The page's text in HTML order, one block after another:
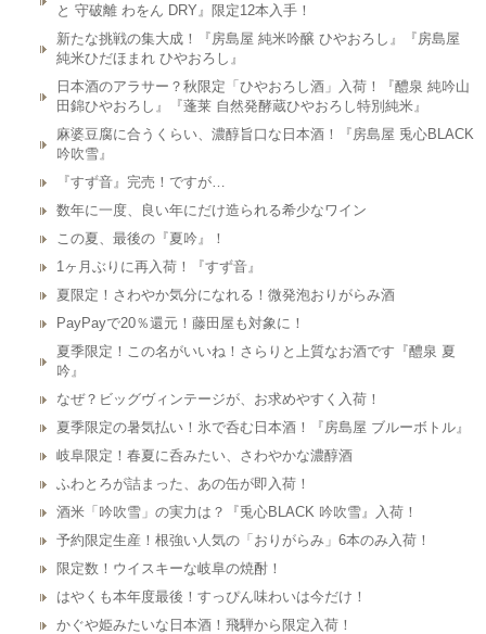
と 守破離 わをん DRY』限定12本入手！
新たな挑戦の集大成！『房島屋 純米吟醸 ひやおろし』『房島屋
純米ひだほまれ ひやおろし』
日本酒のアラサー？秋限定「ひやおろし酒」入荷！『醴泉 純吟山
田錦ひやおろし』『蓬莱 自然発酵蔵ひやおろし特別純米』
麻婆豆腐に合うくらい、濃醇旨口な日本酒！『房島屋 兎心BLACK
吟吹雪』
『すず音』完売！ですが…
数年に一度、良い年にだけ造られる希少なワイン
この夏、最後の『夏吟』！
1ヶ月ぶりに再入荷！『すず音』
夏限定！さわやか気分になれる！微発泡おりがらみ酒
PayPayで20％還元！藤田屋も対象に！
夏季限定！この名がいいね！さらりと上質なお酒です『醴泉 夏
吟』
なぜ？ビッグヴィンテージが、お求めやすく入荷！
夏季限定の暑気払い！氷で呑む日本酒！『房島屋 ブルーボトル』
岐阜限定！春夏に呑みたい、さわやかな濃醇酒
ふわとろが詰まった、あの缶が即入荷！
酒米「吟吹雪」の実力は？『兎心BLACK 吟吹雪』入荷！
予約限定生産！根強い人気の「おりがらみ」6本のみ入荷！
限定数！ウイスキーな岐阜の焼酎！
はやくも本年度最後！すっぴん味わいは今だけ！
かぐや姫みたいな日本酒！飛騨から限定入荷！